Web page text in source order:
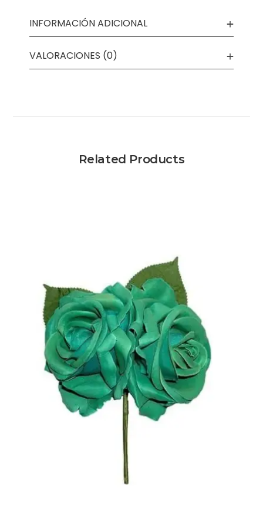
INFORMACIÓN ADICIONAL
VALORACIONES (0)
Related Products